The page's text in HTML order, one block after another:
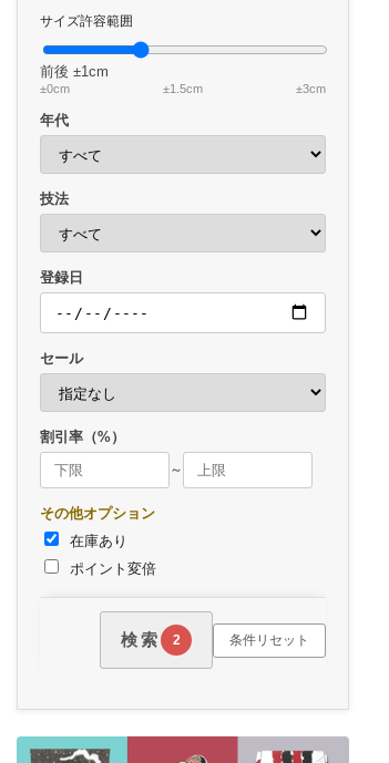
サイズ許容範囲
前後 ±1cm
±0cm ±1.5cm ±3cm
年代
技法
登録日
セール
割引率（%）
～
その他オプション
在庫あり
ポイント変倍
検索 2 条件リセット